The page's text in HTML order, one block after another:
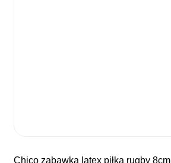
chico zabawka latex piłka rugby 8cm